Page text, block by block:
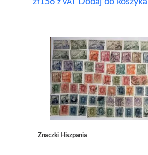
z VAT
Znaczki Hiszpania